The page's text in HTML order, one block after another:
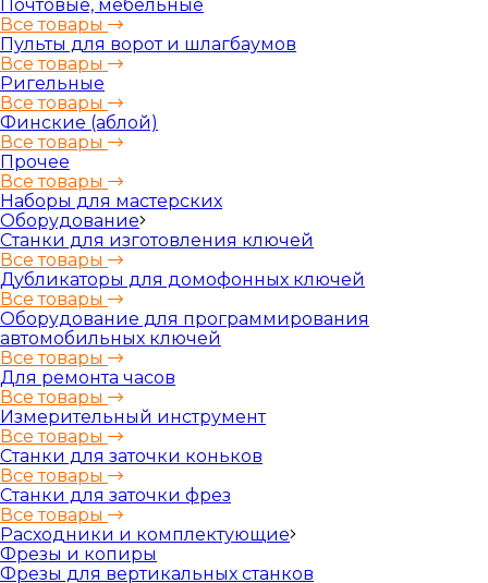
Почтовые, мебельные
Все товары
Пульты для ворот и шлагбаумов
Все товары
Ригельные
Все товары
Финские (аблой)
Все товары
Прочее
Все товары
Наборы для мастерских
Оборудование
Станки для изготовления ключей
Все товары
Дубликаторы для домофонных ключей
Все товары
Оборудование для программирования
автомобильных ключей
Все товары
Для ремонта часов
Все товары
Измерительный инструмент
Все товары
Станки для заточки коньков
Все товары
Станки для заточки фрез
Все товары
Расходники и комплектующие
Фрезы и копиры
Фрезы для вертикальных станков